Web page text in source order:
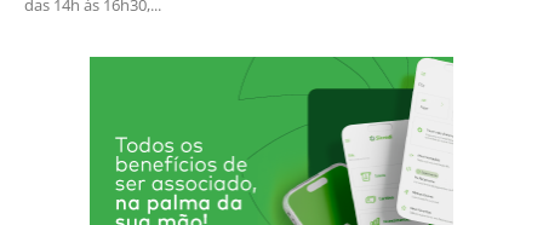
das 14h às 16h30,...